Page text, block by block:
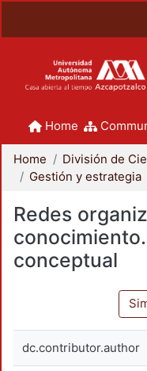
Home
Home
Gestión y estrategia
Redes
conceptual
dc.contributor.author